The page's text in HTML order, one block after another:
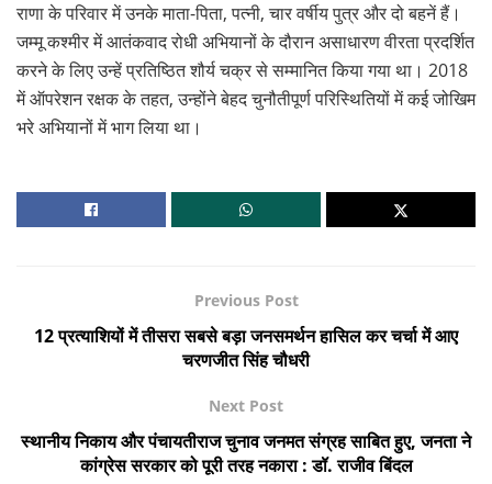
राणा के परिवार में उनके माता-पिता, पत्नी, चार वर्षीय पुत्र और दो बहनें हैं।
जम्मू कश्मीर में आतंकवाद रोधी अभियानों के दौरान असाधारण वीरता प्रदर्शित
करने के लिए उन्हें प्रतिष्ठित शौर्य चक्र से सम्मानित किया गया था। 2018
में ऑपरेशन रक्षक के तहत, उन्होंने बेहद चुनौतीपूर्ण परिस्थितियों में कई जोखिम
भरे अभियानों में भाग लिया था।
Previous Post
12 प्रत्याशियों में तीसरा सबसे बड़ा जनसमर्थन हासिल कर चर्चा में आए
चरणजीत सिंह चौधरी
Next Post
स्थानीय निकाय और पंचायतीराज चुनाव जनमत संग्रह साबित हुए, जनता ने
कांग्रेस सरकार को पूरी तरह नकारा : डॉ. राजीव बिंदल